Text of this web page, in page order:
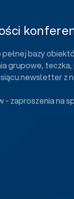
bazy
grupowe,
newsletter z
zaproszenia na